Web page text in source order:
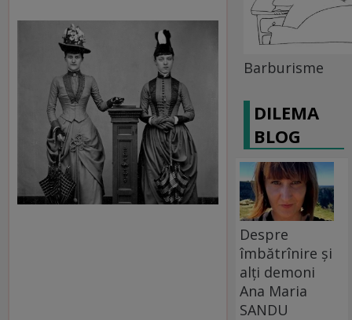
Barburisme
DILEMA
BLOG
Despre
îmbătrînire și
alți demoni
Ana Maria
SANDU